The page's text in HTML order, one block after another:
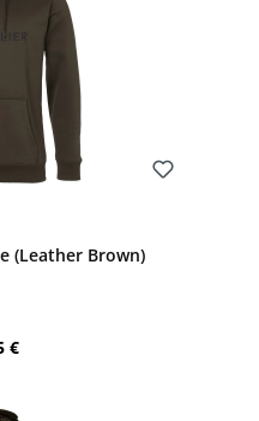
(Leather Brown)
Preis:
€